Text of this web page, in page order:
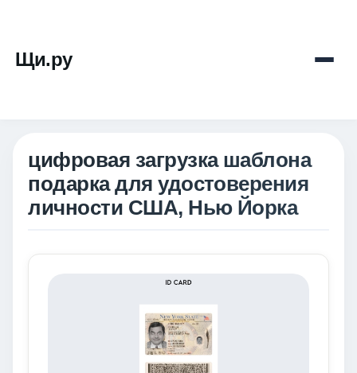
Щи.ру
цифровая загрузка шаблона
подарка для удостоверения
личности США, Нью Йорка